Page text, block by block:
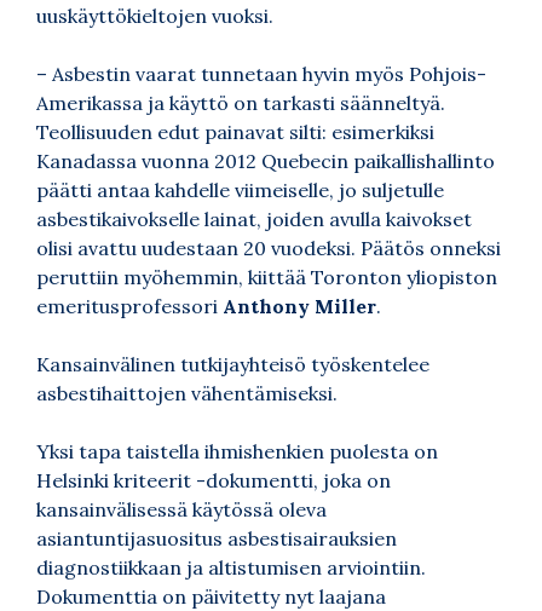
uuskäyttökieltojen vuoksi.
– Asbestin vaarat tunnetaan hyvin myös Pohjois-
Amerikassa ja käyttö on tarkasti säänneltyä.
Teollisuuden edut painavat silti: esimerkiksi
Kanadassa vuonna 2012 Quebecin paikallishallinto
päätti antaa kahdelle viimeiselle, jo suljetulle
asbestikaivokselle lainat, joiden avulla kaivokset
olisi avattu uudestaan 20 vuodeksi. Päätös onneksi
peruttiin myöhemmin, kiittää Toronton yliopiston
emeritusprofessori Anthony Miller.
Kansainvälinen tutkijayhteisö työskentelee
asbestihaittojen vähentämiseksi.
Yksi tapa taistella ihmishenkien puolesta on
Helsinki kriteerit -dokumentti, joka on
kansainvälisessä käytössä oleva
asiantuntijasuositus asbestisairauksien
diagnostiikkaan ja altistumisen arviointiin.
Dokumenttia on päivitetty nyt laajana